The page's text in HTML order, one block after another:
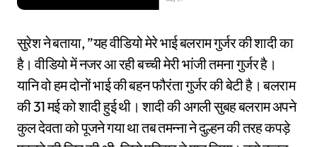
सुरेश ने बताया, ”यह वीडियो मेरे भाई बलराम गुर्जर की शादी का
है। वीडियो में नजर आ रही बच्ची मेरी भांजी तमना गुर्जर है।
यानि वो हम दोनों भाई की बहन फौरंता गुर्जर की बेटी है। बलराम
की 31 मई को शादी हुई थी। शादी की अगली सुबह बलराम अपने
कुल देवता को पूजने गया था तब तमन्ना ने दुल्हन की तरह कपड़े